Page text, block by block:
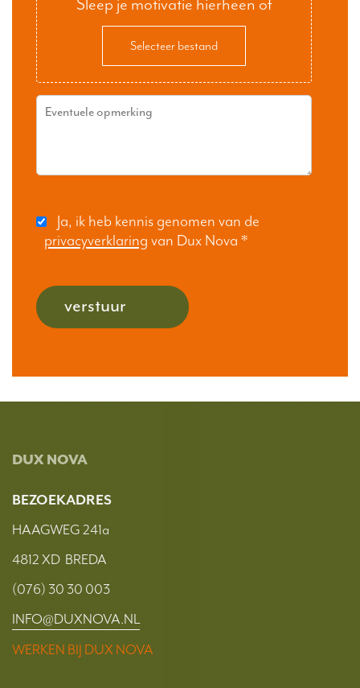
Selecteer bestand
Ja, ik heb kennis genomen van de
privacyverklaring van Dux Nova *
verstuur
DUX NOVA
BEZOEKADRES
HAAGWEG 241a
4812 XD BREDA
(076) 30 30 003
INFO@DUXNOVA.NL
WERKEN BIJ DUX NOVA